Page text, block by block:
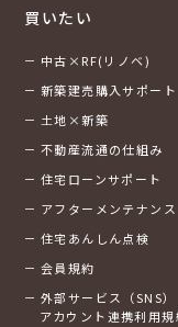
買いたい
中古×RF(リノベ)
新築建売購入サポート
土地×新築
不動産流通の仕組み
住宅ローンサポート
アフターメンテナンス
住宅あんしん点検
会員規約
外部サービス（SNS）
アカウント連携利用規